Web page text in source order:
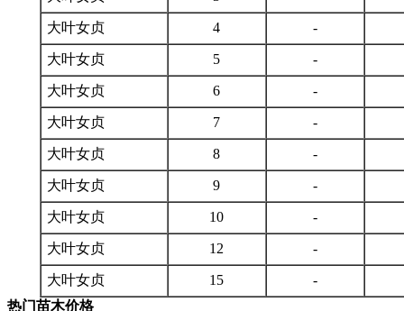
大叶女贞 4 -
大叶女贞 5 -
大叶女贞 6 -
大叶女贞 7 -
大叶女贞 8 -
大叶女贞 9 -
大叶女贞 10 -
大叶女贞 12 -
大叶女贞 15
-
热门苗木价格